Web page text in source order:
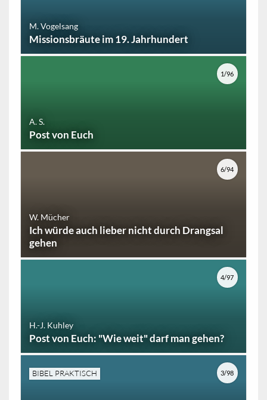
M. Vogelsang
Missionsbräute im 19. Jahrhundert
A. S.
Post von Euch
1/96
W. Mücher
Ich würde auch lieber nicht durch Drangsal
gehen
6/94
H.-J. Kuhley
Post von Euch: "Wie weit" darf man gehen?
4/97
BIBEL PRAKTISCH 3/98